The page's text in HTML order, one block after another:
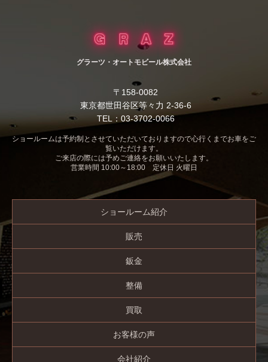
グラーツ・オートモビール株式会社
〒158-0082
東京都世田谷区等々力 2-36-6
TEL：03-3702-0066
ショールームは予約制とさせていただいておりますので心行くまでお車をご
覧いただけます。
ご来店の際には予めご連絡をお願いいたします。
営業時間 10:00～18:00 定休日 火曜日
ショールーム紹介
販売
鈑金
整備
買取
お客様の声
会社紹介